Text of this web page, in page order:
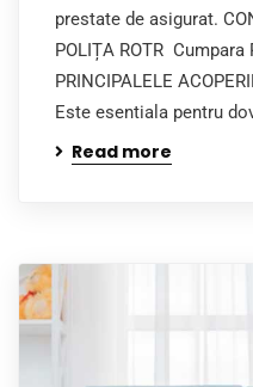
prestate de asigurat.
POLIȚA ROTR Cumpara
PRINCIPALELE
Este esentiala pentru
Read more